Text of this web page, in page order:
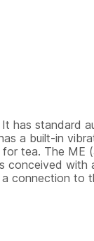
has standard
a built-in
tea. The ME
conceived with
connection to